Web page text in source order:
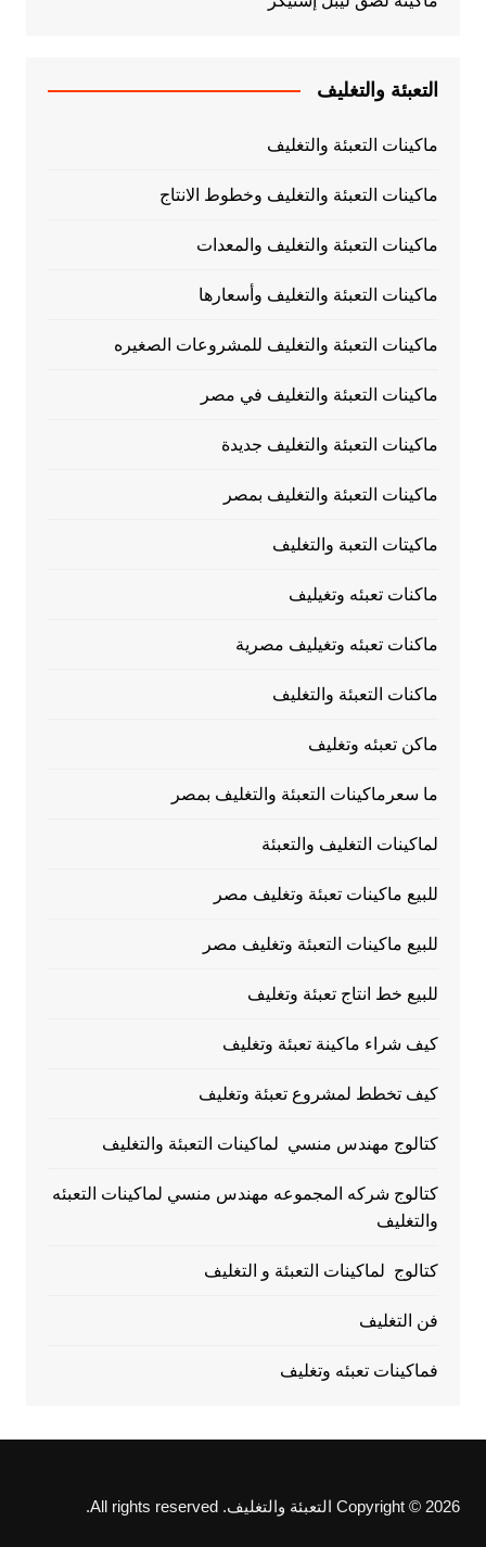
التعبئة والتغليف
ماكينات التعبئة والتغليف
ماكينات التعبئة والتغليف وخطوط الانتاج
ماكينات التعبئة والتغليف والمعدات
ماكينات التعبئة والتغليف وأسعارها
ماكينات التعبئة والتغليف للمشروعات الصغيره
ماكينات التعبئة والتغليف في مصر
ماكينات التعبئة والتغليف جديدة
ماكينات التعبئة والتغليف بمصر
ماكيتات التعبة والتغليف
ماكنات تعبئه وتغيليف
ماكنات تعبئه وتغيليف مصرية
ماكنات التعبئة والتغليف
ماكن تعبئه وتغليف
ما سعرماكينات التعبئة والتغليف بمصر
لماكينات التغليف والتعبئة
للبيع ماكينات تعبئة وتغليف مصر
للبيع ماكينات التعبئة وتغليف مصر
للبيع خط انتاج تعبئة وتغليف
كيف شراء ماكينة تعبئة وتغليف
كيف تخطط لمشروع تعبئة وتغليف
كتالوج مهندس منسي لماكينات التعبئة والتغليف
كتالوج شركه المجموعه مهندس منسي لماكينات التعبئه
والتغليف
كتالوج لماكينات التعبئة و التغليف
فن التغليف
فماكينات تعبئه وتغليف
Copyright © 2026 التعبئة والتغليف. All rights reserved.